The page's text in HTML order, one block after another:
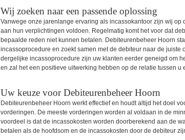
Wij zoeken naar een passende oplossing
Vanwege onze jarenlange ervaring als incassokantoor zijn wij
aan hun verplichtingen voldoen. Regelmatig komt het voor dat
bepaalde reden niet kunnen betalen. Debiteurenbeheer Hoorn
incassoprocedure en zoekt samen met de debiteur naar de juiste
dergelijke incassoprocedure zijn uw klanten eerder geneigd om
en zal het een positieve uitwerking hebben op de relatie tussen u
Uw keuze voor Debiteurenbeheer Hoorn
Debiteurenbeheer Hoorn werkt effectief en houdt altijd het doel
vorderingen. De meeste vorderingen worden al voldaan in de
voordeel is dat de incassokosten worden doorberekend aan de
betalen als de hoofdsom en de incassokosten door de debiteur